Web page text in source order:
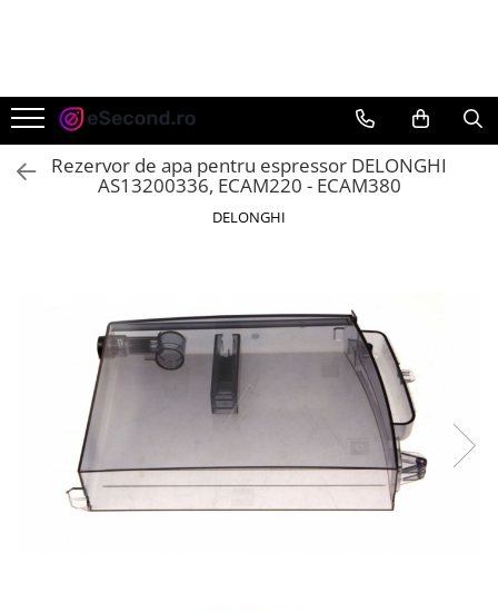
Auto Moto
Accesorii Auto
Anvelope & Jante
Reparatii si echipamente auto
Trotinete electrice
Casa, Gradina & Bricolaj
Accesorii usi
Bucatarie & Servire
Curatenie si intretinere
Rezervor de apa pentru espressor DELONGHI
AS13200336, ECAM220 - ECAM380
DELONGHI